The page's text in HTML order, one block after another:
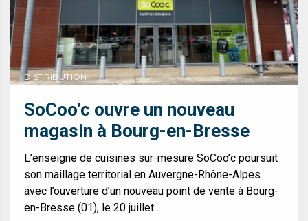
DISTRIBUTION
SoCoo’c ouvre un nouveau
magasin à Bourg-en-Bresse
L’enseigne de cuisines sur-mesure SoCoo’c poursuit
son maillage territorial en Auvergne-Rhône-Alpes
avec l’ouverture d’un nouveau point de vente à Bourg-
en-Bresse (01), le 20 juillet ...